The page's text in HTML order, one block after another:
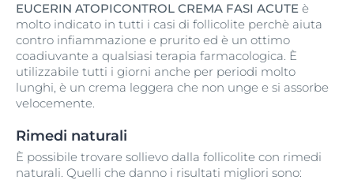
EUCERIN ATOPICONTROL CREMA FASI ACUTE è
molto indicato in tutti i casi di follicolite perchè aiuta
contro infiammazione e prurito ed è un ottimo
coadiuvante a qualsiasi terapia farmacologica. È
utilizzabile tutti i giorni anche per periodi molto
lunghi, è un crema leggera che non unge e si assorbe
velocemente.
Rimedi naturali
È possibile trovare sollievo dalla follicolite con rimedi
naturali. Quelli che danno i risultati migliori sono: